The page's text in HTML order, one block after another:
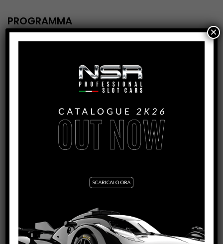
PROGRAMMA
– 14:00 QUALIFICAZIONI
PREMIAZIONI
×